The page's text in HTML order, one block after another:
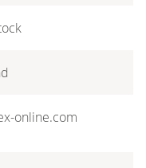
online.com